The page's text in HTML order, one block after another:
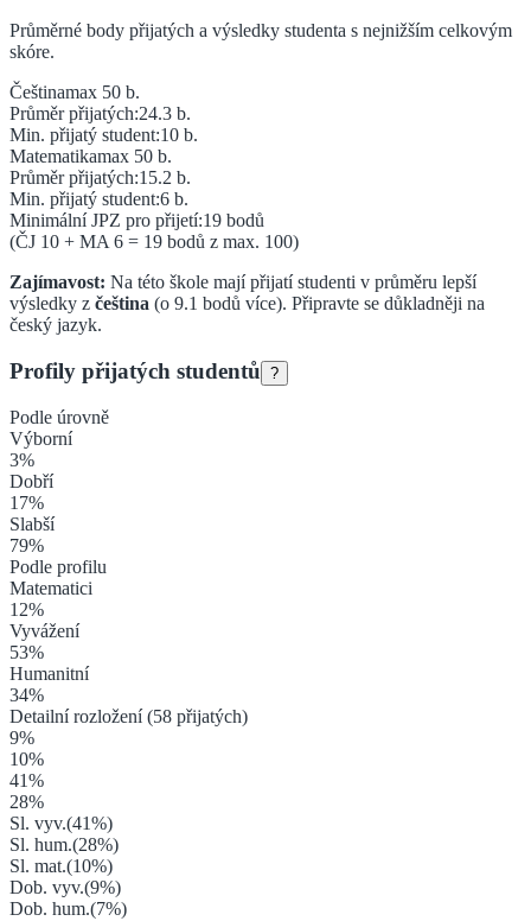
Průměrné body přijatých a výsledky studenta s nejnižším celkovým
skóre.
Češtinamax 50 b.
Průměr přijatých:24.3 b.
Min. přijatý student:10 b.
Matematikamax 50 b.
Průměr přijatých:15.2 b.
Min. přijatý student:6 b.
Minimální JPZ pro přijetí:19 bodů
(ČJ 10 + MA 6 = 19 bodů z max. 100)
Zajímavost: Na této škole mají přijatí studenti v průměru lepší
výsledky z čeština (o 9.1 bodů více). Připravte se důkladněji na
český jazyk.
Profily přijatých studentů ?
Podle úrovně
Výborní
3%
Dobří
17%
Slabší
79%
Podle profilu
Matematici
12%
Vyvážení
53%
Humanitní
34%
Detailní rozložení (58 přijatých)
9%
10%
41%
28%
Sl. vyv.(41%)
Sl. hum.(28%)
Sl. mat.(10%)
Dob. vyv.(9%)
Dob. hum.(7%)